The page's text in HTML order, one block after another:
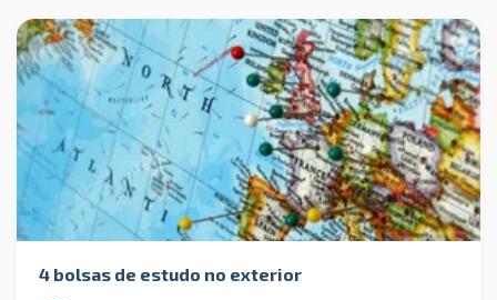
4 bolsas de estudo no exterior